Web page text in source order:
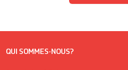
QUI SOMMES-NOUS?